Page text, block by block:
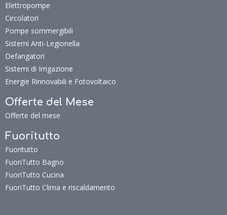
Elettropompe
Circolatori
Pompe sommergibili
Sistemi Anti-Legionella
Defangatori
Sistemi di Irrigazione
Energie Rinnovabili e Fotovoltaico
Offerte del Mese
Offerte del mese
Fuoritutto
Fuoritutto
FuoriTutto Bagno
FuoriTutto Cucina
FuoriTutto Clima e riscaldamento